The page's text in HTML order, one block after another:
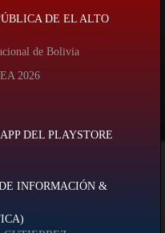
DE EL ALTO
de Bolivia
2026
DEL PLAYSTORE
INFORMACIÓN &